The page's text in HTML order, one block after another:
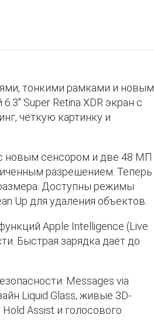
тонкими рамками и новым
Super Retina XDR экран с
чёткую картинку и
новым сенсором и две 48 МП
разрешением. Теперь
Доступны режимы
Up для удаления объектов.
Apple Intelligence (Live
Быстрая зарядка даёт до
Messages via
Liquid Glass, живые 3D-
Assist и голосового